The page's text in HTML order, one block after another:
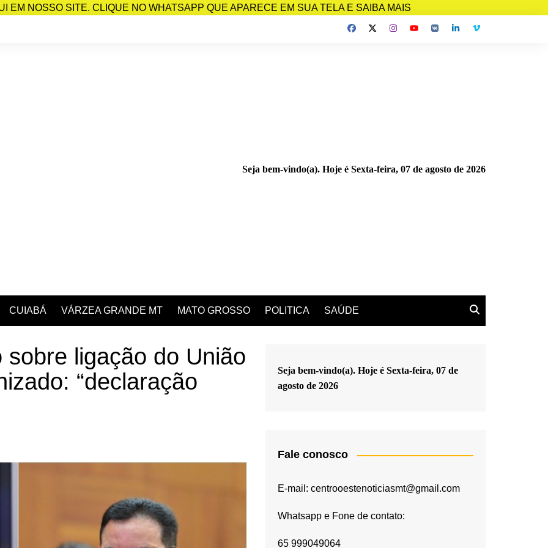
EM NOSSO SITE. CLIQUE NO WHATSAPP QUE APARECE EM SUA TELA E SAIBA MAIS
Seja bem-vindo(a). Hoje é Sexta-feira, 07 de agosto de 2026
CUIABÁ VÁRZEA GRANDE MT MATO GROSSO POLITICA SAÚDE
ligação do União
“declaração
Seja bem-vindo(a). Hoje é Sexta-feira, 07 de
agosto de 2026
Fale conosco
E-mail: centrooestenoticiasmt@gmail.com
Whatsapp e Fone de contato:
65 999049064